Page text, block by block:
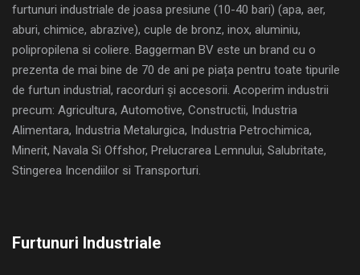
furtunuri industriale de joasa presiune (10-40 bari) (apa, aer,
aburi, chimice, abrazive), cuple de bronz, inox, aluminiu,
polipropilena si coliere. Baggerman BV este un brand cu o
prezenta de mai bine de 70 de ani pe piața pentru toate tipurile
de furtun industrial, racorduri și accesorii. Acoperim industrii
precum: Agricultura, Automotive, Constructii, Industria
Alimentara, Industria Metalurgica, Industria Petrochimica,
Minerit, Navala Si Offshor, Prelucrarea Lemnului, Salubritate,
Stingerea Incendiilor si Transporturi.
Furtunuri Industriale